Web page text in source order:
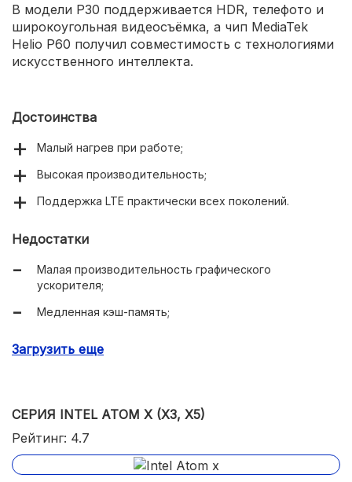
В модели P30 поддерживается HDR, телефото и
широкоугольная видеосъёмка, а чип MediaTek
Helio P60 получил совместимость с технологиями
искусственного интеллекта.
Достоинства
Малый нагрев при работе;
Высокая производительность;
Поддержка LTE практически всех поколений.
Недостатки
Малая производительность графического
ускорителя;
Медленная кэш-память;
обеспечения от производителя;
Загрузить еще
СЕРИЯ INTEL ATOM X (X3, X5)
Рейтинг: 4.7